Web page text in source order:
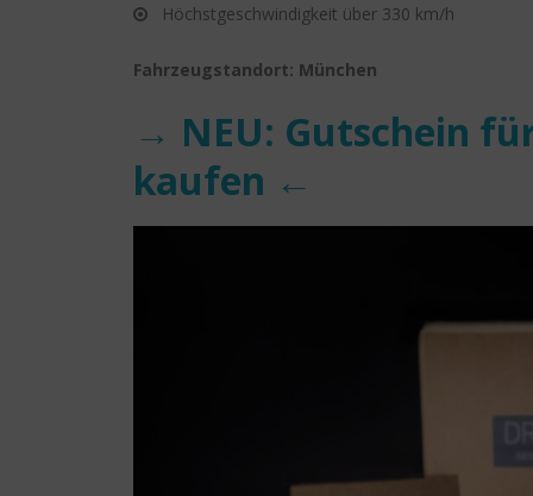
Höchstgeschwindigkeit über 330 km/h
Fahrzeugstandort: München
→ NEU: Gutschein
kaufen ←